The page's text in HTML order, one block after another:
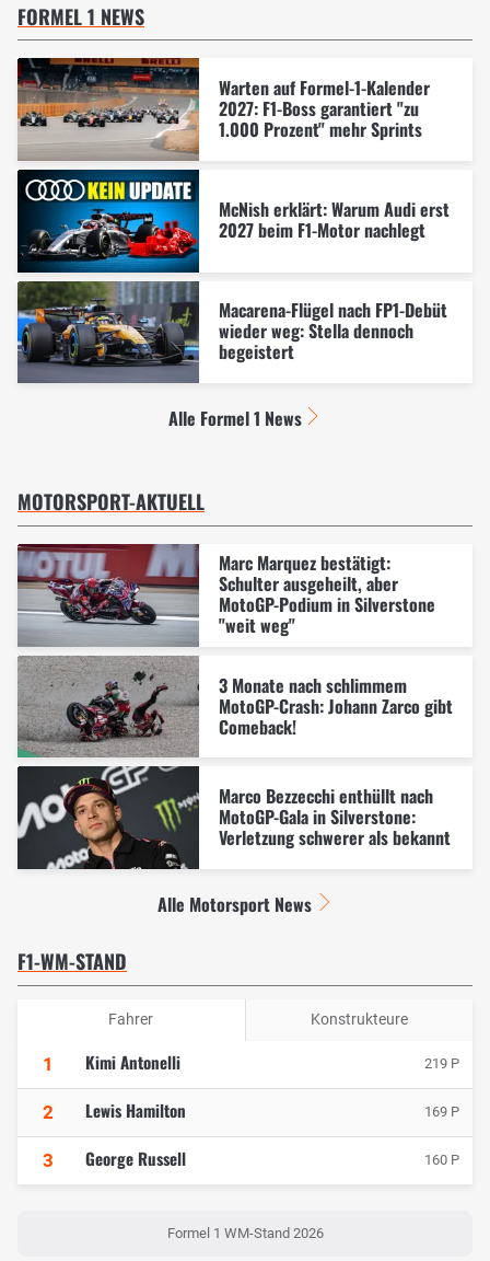
FORMEL 1 NEWS
Warten auf Formel-1-Kalender
2027: F1-Boss garantiert "zu
1.000 Prozent" mehr Sprints
McNish erklärt: Warum Audi erst
2027 beim F1-Motor nachlegt
Macarena-Flügel nach FP1-Debüt
wieder weg: Stella dennoch
begeistert
Alle Formel 1 News
MOTORSPORT-AKTUELL
Marc Marquez bestätigt:
Schulter ausgeheilt, aber
MotoGP-Podium in Silverstone
"weit weg"
3 Monate nach schlimmem
MotoGP-Crash: Johann Zarco gibt
Comeback!
Marco Bezzecchi enthüllt nach
MotoGP-Gala in Silverstone:
Verletzung schwerer als bekannt
Alle Motorsport News
F1-WM-STAND
Fahrer Konstrukteure
1 Kimi Antonelli 219 P
2 Lewis Hamilton 169 P
3 George Russell 160 P
Formel 1 WM-Stand 2026